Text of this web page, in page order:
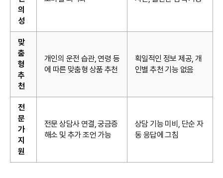
의
성
맞
춤
형
추
천
개인의 운전 습관, 연령 등
에 따른 맞춤형 상품 추천
획일적인 정보 제공, 개
인별 추천 기능 없음
전
문
가
지
원
전문 상담사 연결, 궁금증
해소 및 추가 조언 가능
상담 기능 미비, 단순 자
동 응답에 그침